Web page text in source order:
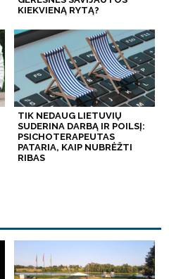
KIEKVIENĄ RYTĄ?
TIK NEDAUG LIETUVIŲ
SUDERINA DARBĄ IR POILSĮ:
PSICHOTERAPEUTAS
PATARIA, KAIP NUBRĖŽTI
RIBAS